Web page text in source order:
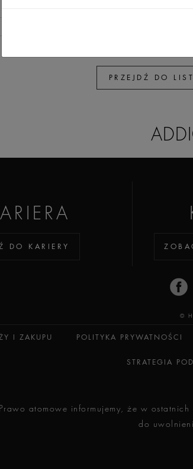
PRZEJDŹ DO
DO KARIERY
©
I ZAKUPU POLITYKA PRYWATNOŚCI
STRATEGIA
atomowe informujemy, że w
do